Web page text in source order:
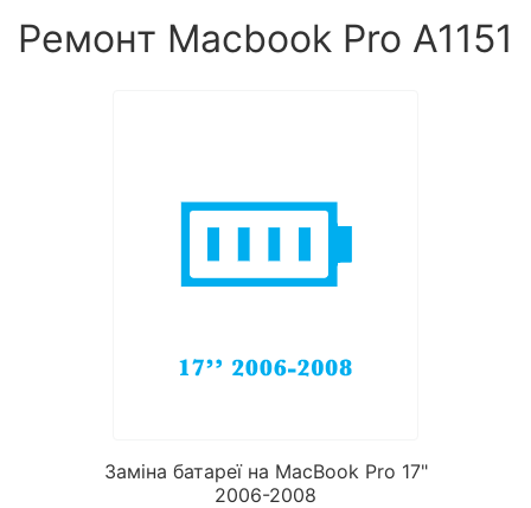
Ремонт Macbook Pro A1151
Заміна батареї на MacBook Pro 17"
2006-2008